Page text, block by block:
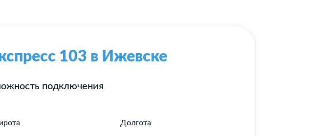
103 в Ижевске
подключения
Долгота